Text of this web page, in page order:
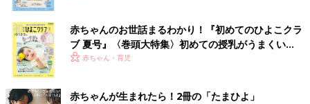
赤ちゃんのお世話まるわかり！『初めてのひよこクラ
ブ 夏号』〈巻頭大特集〉初めての授乳がうまくい
く！ おっぱい・ミルクの基本と夏のトラブル 解決テ
赤ちゃん・育児
赤ちゃんが生まれたら！2冊の「たまひよ」